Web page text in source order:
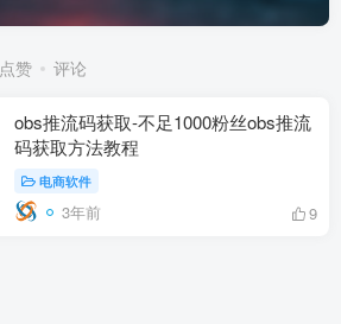
点赞 评论
obs推流码获取-不足1000粉丝obs推流
码获取方法教程
电商软件
3年前 9